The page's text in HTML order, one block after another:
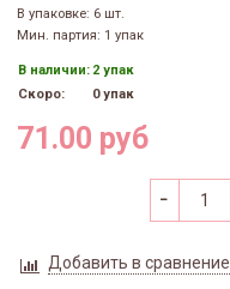
В упаковке: 6 шт.
Мин. партия: 1 упак
В наличии: 2 упак
Скоро:
0 упак
71.00 руб
Добавить в сравнение